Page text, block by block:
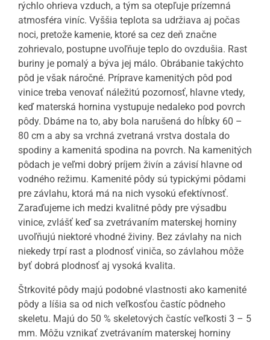
rýchlo ohrieva vzduch, a tým sa otepľuje prízemná
atmosféra viníc. Vyššia teplota sa udržiava aj počas
noci, pretože kamenie, ktoré sa cez deň značne
zohrievalo, postupne uvoľňuje teplo do ovzdušia. Rast
buriny je pomalý a býva jej málo. Obrábanie takýchto
pôd je však náročné. Príprave kamenitých pôd pod
vinice treba venovať náležitú pozornosť, hlavne vtedy,
keď materská hornina vystupuje nedaleko pod povrch
pôdy. Dbáme na to, aby bola narušená do hĺbky 60 –
80 cm a aby sa vrchná zvetraná vrstva dostala do
spodiny a kamenitá spodina na povrch. Na kamenitých
pôdach je veľmi dobrý príjem živín a závisí hlavne od
vodného režimu. Kamenité pôdy sú typickými pôdami
pre závlahu, ktorá má na nich vysokú efektívnosť.
Zaraďujeme ich medzi kvalitné pôdy pre výsadbu
vinice, zvlášť keď sa zvetrávaním materskej horniny
uvoľňujú niektoré vhodné živiny. Bez závlahy na nich
niekedy trpí rast a plodnosť viniča, so závlahou môže
byť dobrá plodnosť aj vysoká kvalita.
Štrkovité pôdy majú podobné vlastnosti ako kamenité
pôdy a líšia sa od nich veľkosťou častíc pôdneho
skeletu. Majú do 50 % skeletových častíc veľkosti 3 – 5
mm. Môžu vznikať zvetrávaním materskej horniny